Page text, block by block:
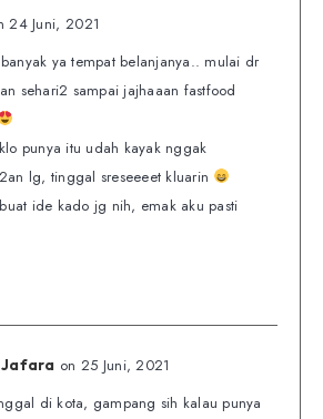
24 Juni, 2021
ya tempat belanjanya.. mulai dr
sehari2 sampai jajhaaan fastfood
punya itu udah kayak nggak
lg, tinggal sreseeeet kluarin
ide kado jg nih, emak aku pasti
Jafara on 25 Juni, 2021
di kota, gampang sih kalau punya